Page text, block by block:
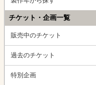
チケット・企画一覧
販売中のチケット
過去のチケット
特別企画